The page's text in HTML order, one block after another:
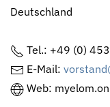
Deutschland
Tel.: +49 (0)
E-Mail:
Web: